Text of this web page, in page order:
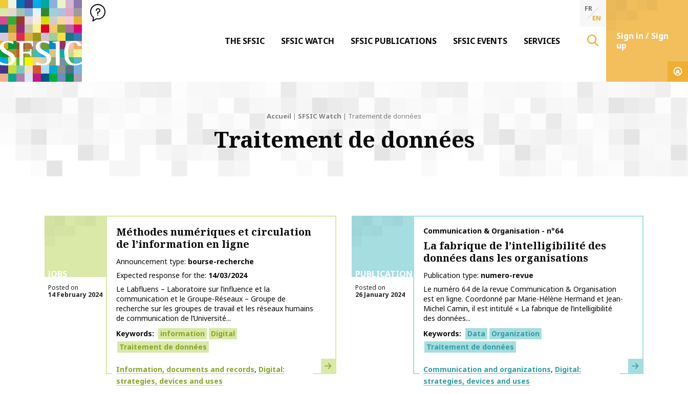
SFSIC SOCIÉTÉ FRANÇAISE DES SCIENCES DE L'INFORMATION & DE LA COMMUNICATION
Société Française des Sciences de l'Information & de la Communication
THE SFSIC SFSIC WATCH SFSIC PUBLICATIONS SFSIC EVENTS SERVICES
FR
EN
Sign in / Sign
up
Accueil | SFSIC Watch | Traitement de données
Traitement de données
JOBS
Posted on
14 February 2024
Méthodes numériques et circulation
de l’information en ligne
Announcement type bourse-recherche
Expected response for the 14/03/2024
Le Labfluens – Laboratoire sur l’influence et la
communication et le Groupe-Réseaux – Groupe de
recherche sur les groupes de travail et les réseaux humains
de communication de l’Université...
Keywords
information
Digital
Traitement de données
Themes
Information, documents and records Digital:
strategies, devices and uses
Learn more
PUBLICATIONS
Posted on
26 January 2024
Publication name
Communication & Organisation - n°64
La fabrique de l’intelligibilité des
données dans les organisations
Publication type numero-revue
Le numéro 64 de la revue Communication & Organisation
est en ligne. Coordonné par Marie-Hélène Hermand et Jean-
Michel Camin, il est intitulé « La fabrique de l’intelligibilité
des données...
Keywords
Data
Organization
Traitement de données
Themes
Communication and organizations Digital:
strategies, devices and uses
Learn more